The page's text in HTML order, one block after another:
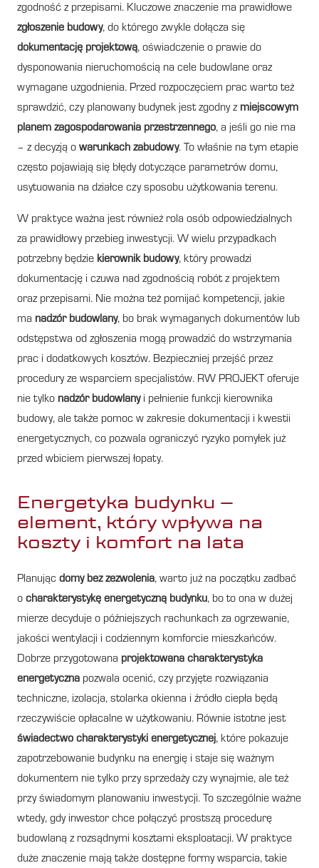
zgodność z przepisami. Kluczowe znaczenie ma prawidłowe
zgłoszenie budowy, do którego zwykle dołącza się
dokumentację projektową, oświadczenie o prawie do
dysponowania nieruchomością na cele budowlane oraz
wymagane uzgodnienia. Przed rozpoczęciem prac warto też
sprawdzić, czy planowany budynek jest zgodny z miejscowym
planem zagospodarowania przestrzennego, a jeśli go nie ma
– z decyzją o warunkach zabudowy. To właśnie na tym etapie
często pojawiają się błędy dotyczące parametrów domu,
usytuowania na działce czy sposobu użytkowania terenu.
W praktyce ważna jest również rola osób odpowiedzialnych
za prawidłowy przebieg inwestycji. W wielu przypadkach
potrzebny będzie kierownik budowy, który prowadzi
dokumentację i czuwa nad zgodnością robót z projektem
oraz przepisami. Nie można też pomijać kompetencji, jakie
ma nadzór budowlany, bo brak wymaganych dokumentów lub
odstępstwa od zgłoszenia mogą prowadzić do wstrzymania
prac i dodatkowych kosztów. Bezpieczniej przejść przez
procedury ze wsparciem specjalistów. RW PROJEKT oferuje
nie tylko nadzór budowlanyi pełnienie funkcji kierownika
budowy, ale także pomoc w zakresie dokumentacji i kwestii
energetycznych, co pozwala ograniczyć ryzyko pomyłek już
przed wbiciem pierwszej łopaty.
Energetyka budynku –
element, który wpływa na
koszty i komfort na lata
Planując domy bez zezwolenia, warto już na początku zadbać
o charakterystykę energetyczną budynku, bo to ona w dużej
mierze decyduje o późniejszych rachunkach za ogrzewanie,
jakości wentylacji i codziennym komforcie mieszkańców.
Dobrze przygotowana projektowana charakterystyka
energetyczna pozwala ocenić, czy przyjęte rozwiązania
techniczne, izolacja, stolarka okienna i źródło ciepła będą
rzeczywiście opłacalne w użytkowaniu. Równie istotne jest
świadectwo charakterystyki energetycznej, które pokazuje
zapotrzebowanie budynku na energię i staje się ważnym
dokumentem nie tylko przy sprzedaży czy wynajmie, ale też
przy świadomym planowaniu inwestycji. To szczególnie ważne
wtedy, gdy inwestor chce połączyć prostszą procedurę
budowlaną z rozsądnymi kosztami eksploatacji. W praktyce
duże znaczenie mają także dostępne formy wsparcia, takie